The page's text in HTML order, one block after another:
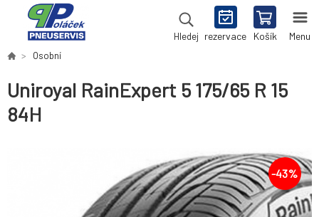
Hledej rezervace Košík Menu
Osobní
Uniroyal RainExpert 5 175/65 R 15
84H
-43%